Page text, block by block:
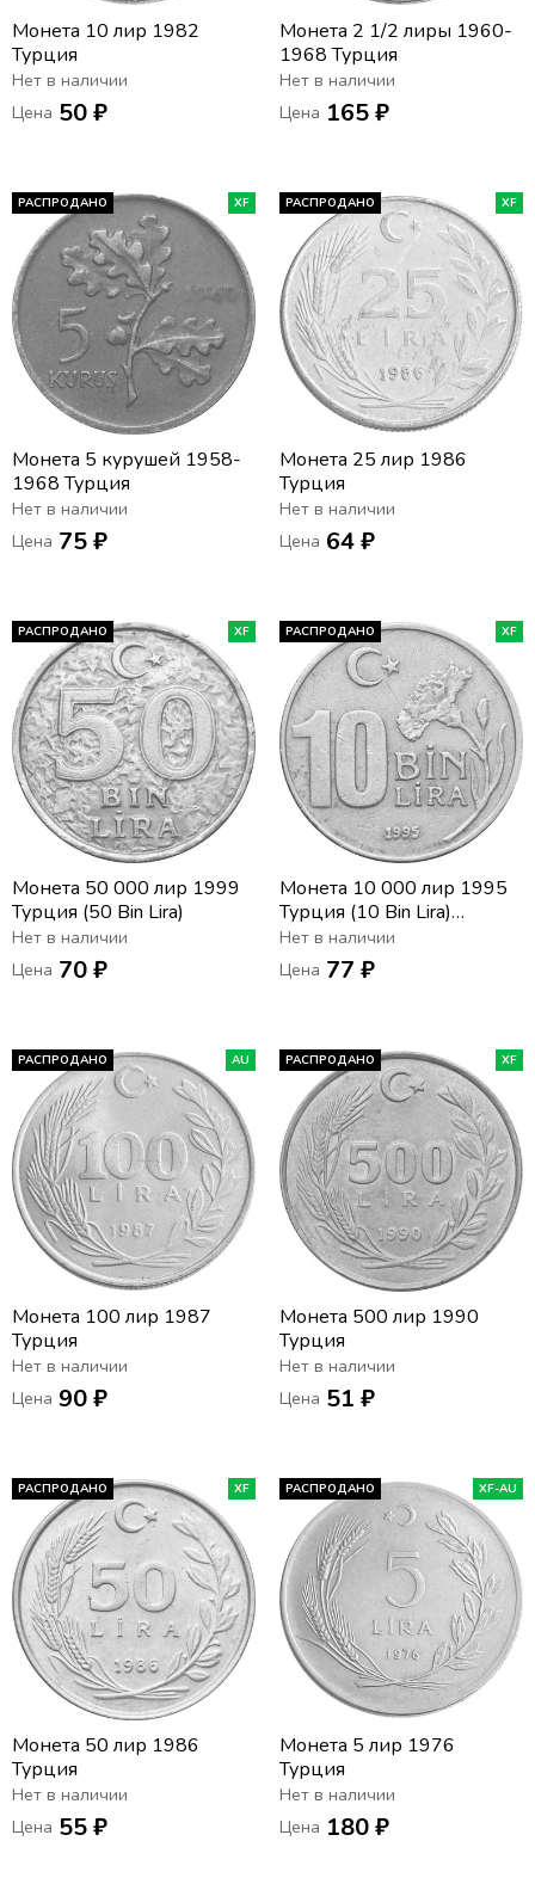
Монета 10 лир 1982
Турция
Нет в наличии
Цена 50 ₽
Монета 2 1/2 лиры 1960-
1968 Турция
Нет в наличии
Цена 165 ₽
РАСПРОДАНО XF
Монета 5 курушей 1958-
1968 Турция
Нет в наличии
Цена 75 ₽
РАСПРОДАНО XF
Монета 25 лир 1986
Турция
Нет в наличии
Цена 64 ₽
РАСПРОДАНО XF
Монета 50 000 лир 1999
Турция (50 Bin Lira)
Нет в наличии
Цена 70 ₽
РАСПРОДАНО XF
Монета 10 000 лир 1995
Турция (10 Bin Lira)
(Широкий гурт)
Нет в наличии
Цена 77 ₽
РАСПРОДАНО AU
Монета 100 лир 1987
Турция
Нет в наличии
Цена 90 ₽
РАСПРОДАНО XF
Монета 500 лир 1990
Турция
Нет в наличии
Цена 51 ₽
РАСПРОДАНО XF
Монета 50 лир 1986
Турция
Нет в наличии
Цена 55 ₽
РАСПРОДАНО XF-AU
Монета 5 лир 1976
Турция
Нет в наличии
Цена 180 ₽